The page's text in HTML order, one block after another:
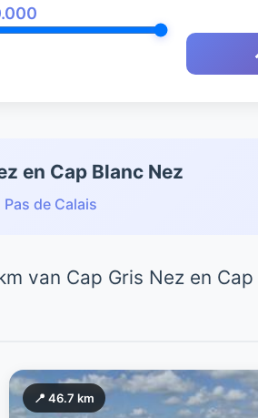
en Cap Blanc Nez
Pas de Calais
van Cap Gris Nez en
📍 46.7 km